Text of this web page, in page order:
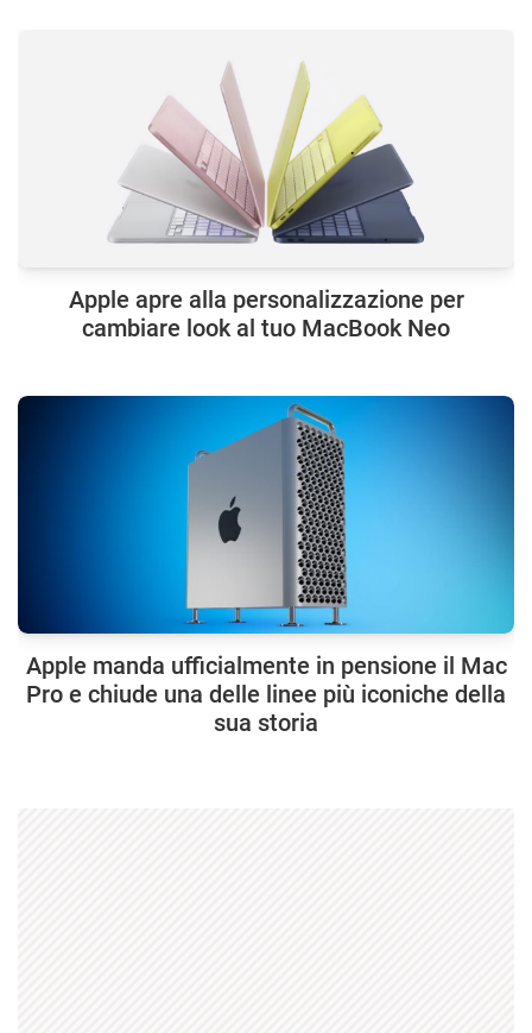
Apple apre alla personalizzazione per
cambiare look al tuo MacBook Neo
Apple manda ufficialmente in pensione il Mac
Pro e chiude una delle linee più iconiche della
sua storia